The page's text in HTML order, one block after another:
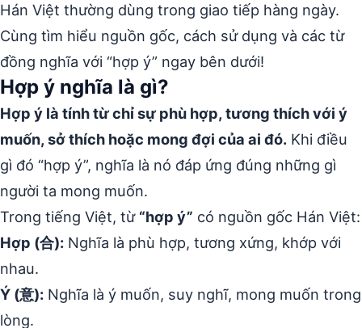
Hán Việt thường dùng trong giao tiếp hàng ngày.
Cùng tìm hiểu nguồn gốc, cách sử dụng và các từ
đồng nghĩa với “hợp ý” ngay bên dưới!
Hợp ý nghĩa là gì?
Hợp ý là tính từ chỉ sự phù hợp, tương thích với ý
muốn, sở thích hoặc mong đợi của ai đó. Khi điều
gì đó “hợp ý”, nghĩa là nó đáp ứng đúng những gì
người ta mong muốn.
Trong tiếng Việt, từ “hợp ý” có nguồn gốc Hán Việt:
Hợp (合): Nghĩa là phù hợp, tương xứng, khớp với
nhau.
Ý (意): Nghĩa là ý muốn, suy nghĩ, mong muốn trong
lòng.